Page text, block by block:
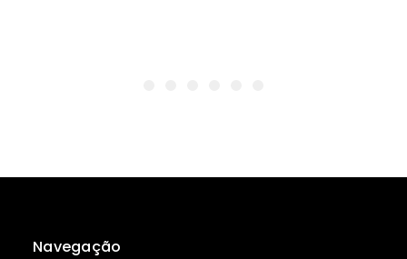
Navegação